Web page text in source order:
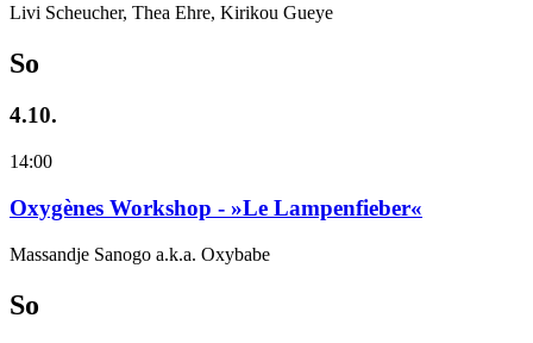
Livi Scheucher, Thea Ehre, Kirikou Gueye
So
4.10.
14:00
Oxygènes Workshop - »Le Lampenfieber«
Massandje Sanogo a.k.a. Oxybabe
So